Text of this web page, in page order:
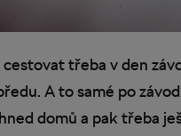
třeba v den
A to samé po
domů a pak třeba